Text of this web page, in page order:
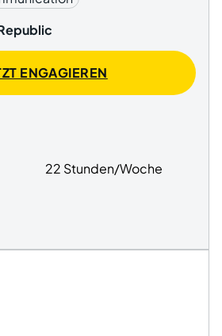
ENGAGIEREN
22 Stunden/Woche